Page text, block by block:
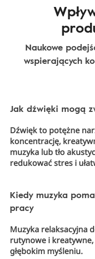
Naukowe
wspierających
Jak dźwięki mogą
Dźwięk to potężne
koncentrację,
muzyka lub tło
redukować stres i
Kiedy muzyka
pracy
Muzyka relaksacyjna
rutynowe i
głębokim myśleniu.